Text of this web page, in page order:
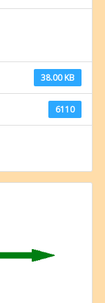
38.00 KB
6110